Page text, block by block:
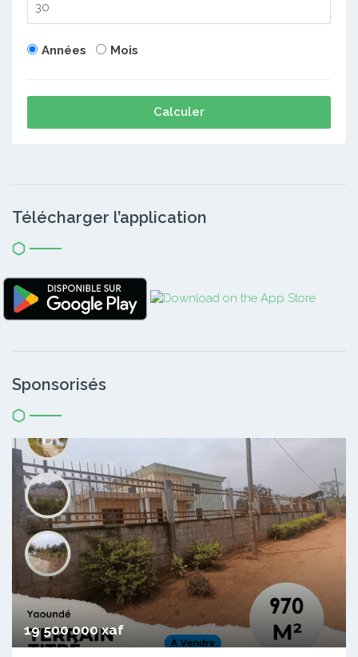
Années Mois
Calculer
Télécharger l’application
Sponsorisés
19 500 000 xaf